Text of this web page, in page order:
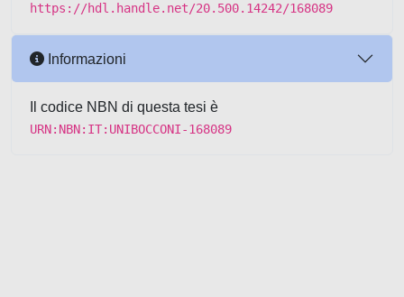
https://hdl.handle.net/20.500.14242/168089
Informazioni
Il codice NBN di questa tesi è
URN:NBN:IT:UNIBOCCONI-168089